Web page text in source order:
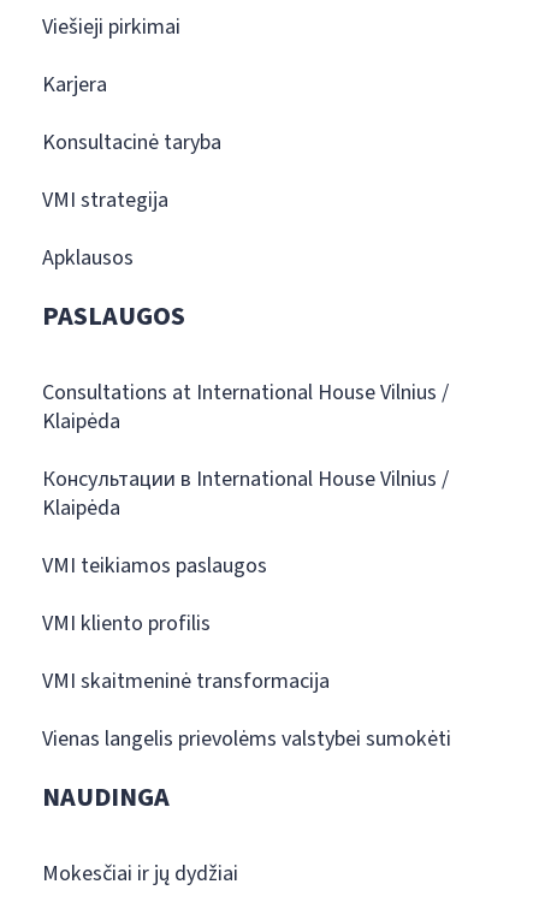
Viešieji pirkimai
Karjera
Konsultacinė taryba
VMI strategija
Apklausos
PASLAUGOS
Consultations at International House Vilnius /
Klaipėda
Консультации в International House Vilnius /
Klaipėda
VMI teikiamos paslaugos
VMI kliento profilis
VMI skaitmeninė transformacija
Vienas langelis prievolėms valstybei sumokėti
NAUDINGA
Mokesčiai ir jų dydžiai